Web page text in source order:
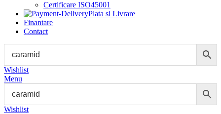
Certificare ISO45001
Plata si Livrare
Finantare
Contact
Wishlist
Menu
Wishlist